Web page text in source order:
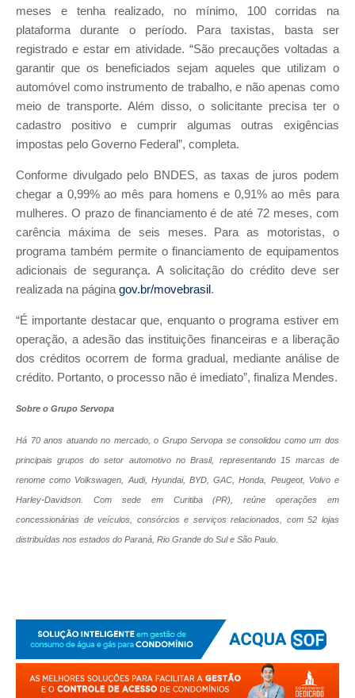
meses e tenha realizado, no mínimo, 100 corridas na
plataforma durante o período. Para taxistas, basta ser
registrado e estar em atividade. “São precauções voltadas a
garantir que os beneficiados sejam aqueles que utilizam o
automóvel como instrumento de trabalho, e não apenas como
meio de transporte. Além disso, o solicitante precisa ter o
cadastro positivo e cumprir algumas outras exigências
impostas pelo Governo Federal”, completa.
Conforme divulgado pelo BNDES, as taxas de juros podem
chegar a 0,99% ao mês para homens e 0,91% ao mês para
mulheres. O prazo de financiamento é de até 72 meses, com
carência máxima de seis meses. Para as motoristas, o
programa também permite o financiamento de equipamentos
adicionais de segurança. A solicitação do crédito deve ser
realizada na página gov.br/movebrasil .
“É importante destacar que, enquanto o programa estiver em
operação, a adesão das instituições financeiras e a liberação
dos créditos ocorrem de forma gradual, mediante análise de
crédito. Portanto, o processo não é imediato”, finaliza Mendes.
Sobre o Grupo Servopa
Há 70 anos atuando no mercado, o Grupo Servopa se consolidou como um dos
principais grupos do setor automotivo no Brasil, representando 15 marcas de
renome como Volkswagen, Audi, Hyundai, BYD, GAC, Honda, Peugeot, Volvo e
Harley-Davidson. Com sede em Curitiba (PR), reúne operações em
concessionárias de veículos, consórcios e serviços relacionados, com 52 lojas
distribuídas nos estados do Paraná, Rio Grande do Sul e São Paulo.